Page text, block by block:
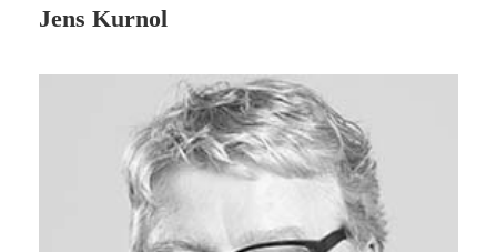
Jens Kurnol